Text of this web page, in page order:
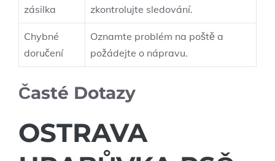
zásilka
zkontrolujte sledování.
Chybné
doručení
Oznamte problém na poště a
požádejte o nápravu.
Časté Dotazy
OSTRAVA